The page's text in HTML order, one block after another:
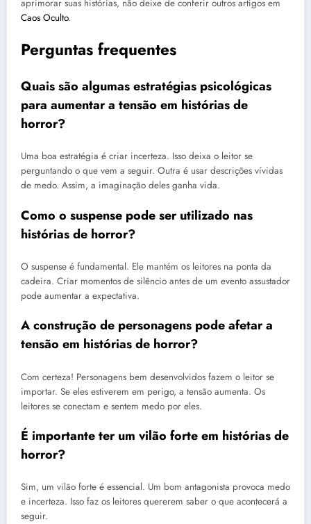
aprimorar suas histórias, não deixe de conferir outros artigos em
Caos Oculto.
Perguntas frequentes
Quais são algumas estratégias psicológicas
para aumentar a tensão em histórias de
horror?
Uma boa estratégia é criar incerteza. Isso deixa o leitor se
perguntando o que vem a seguir. Outra é usar descrições vívidas
de medo. Assim, a imaginação deles ganha vida.
Como o suspense pode ser utilizado nas
histórias de horror?
O suspense é fundamental. Ele mantém os leitores na ponta da
cadeira. Criar momentos de silêncio antes de um evento assustador
pode aumentar a expectativa.
A construção de personagens pode afetar a
tensão em histórias de horror?
Com certeza! Personagens bem desenvolvidos fazem o leitor se
importar. Se eles estiverem em perigo, a tensão aumenta. Os
leitores se conectam e sentem medo por eles.
É importante ter um vilão forte em histórias de
horror?
Sim, um vilão forte é essencial. Um bom antagonista provoca medo
e incerteza. Isso faz os leitores quererem saber o que acontecerá a
seguir.